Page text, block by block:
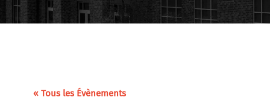
« Tous les Évènements